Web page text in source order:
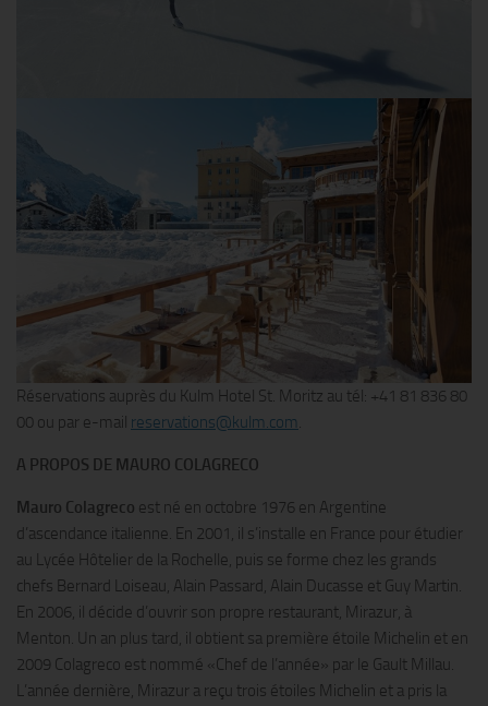
Réservations auprès du Kulm Hotel St. Moritz au tél: +41 81 836 80
00 ou par e-mail reservations@kulm.com.
A PROPOS DE MAURO COLAGRECO
Mauro Colagreco est né en octobre 1976 en Argentine
d’ascendance italienne. En 2001, il s’installe en France pour étudier
au Lycée Hôtelier de la Rochelle, puis se forme chez les grands
chefs Bernard Loiseau, Alain Passard, Alain Ducasse et Guy Martin.
En 2006, il décide d’ouvrir son propre restaurant, Mirazur, à
Menton. Un an plus tard, il obtient sa première étoile Michelin et en
2009 Colagreco est nommé «Chef de l’année» par le Gault Millau.
L’année dernière, Mirazur a reçu trois étoiles Michelin et a pris la